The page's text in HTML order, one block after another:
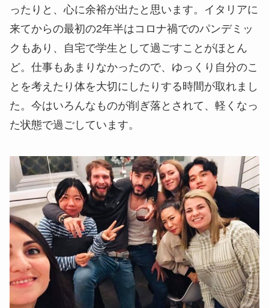
ったりと、心に余裕が出たと思います。イタリアに
来てからの最初の2年半はコロナ禍でのパンデミッ
クもあり、自宅で学生として過ごすことがほとん
ど。仕事もあまりなかったので、ゆっくり自分のこ
とを考えたり体を大切にしたりする時間が取れまし
た。今はいろんなものが削ぎ落とされて、軽くなっ
た状態で過ごしています。